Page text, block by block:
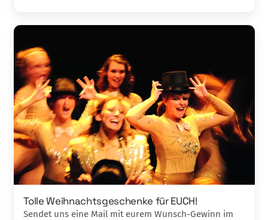
Tolle Weihnachtsgeschenke für EUCH!
Sendet uns eine Mail mit eurem Wunsch-Gewinn im